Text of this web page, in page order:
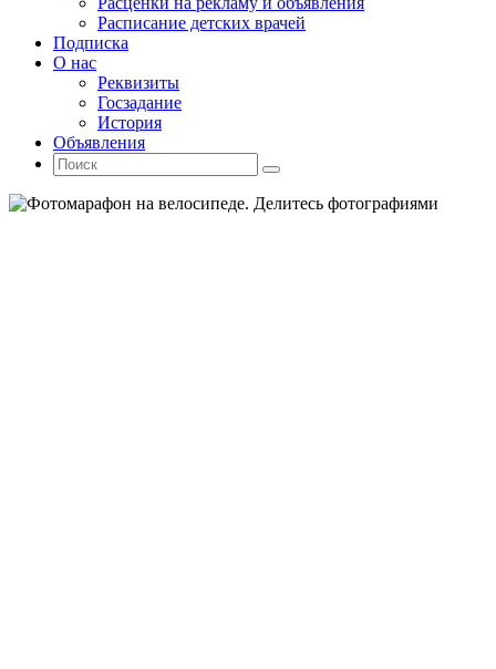
Расписание детских врачей
Подписка
О нас
Реквизиты
Госзадание
История
Объявления
Поиск
Искать:
Поиск